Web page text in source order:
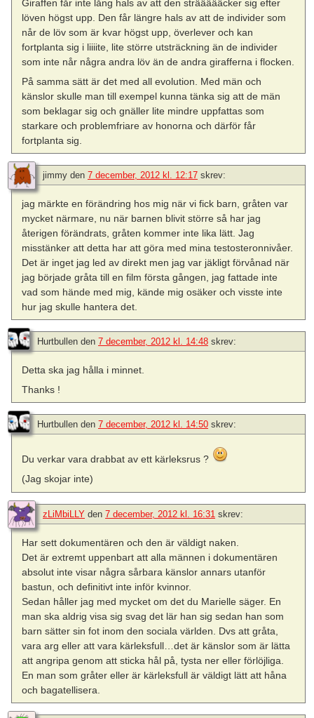
Giraffen får inte lång hals av att den sträääääcker sig efter
löven högst upp. Den får längre hals av att de individer som
når de löv som är kvar högst upp, överlever och kan
fortplanta sig i liiiite, lite större utsträckning än de individer
som inte når några andra löv än de andra girafferna i flocken.
På samma sätt är det med all evolution. Med män och
känslor skulle man till exempel kunna tänka sig att de män
som beklagar sig och gnäller lite mindre uppfattas som
starkare och problemfriare av honorna och därför får
fortplanta sig.
jimmy den 7 december, 2012 kl. 12:17 skrev:
jag märkte en förändring hos mig när vi fick barn, gråten var
mycket närmare, nu när barnen blivit större så har jag
återigen förändrats, gråten kommer inte lika lätt. Jag
misstänker att detta har att göra med mina testosteronnivåer.
Det är inget jag led av direkt men jag var jäkligt förvånad när
jag började gråta till en film första gången, jag fattade inte
vad som hände med mig, kände mig osäker och visste inte
hur jag skulle hantera det.
Hurtbullen den 7 december, 2012 kl. 14:48 skrev:
Detta ska jag hålla i minnet.
Thanks !
Hurtbullen den 7 december, 2012 kl. 14:50 skrev:
Du verkar vara drabbat av ett kärleksrus ?
(Jag skojar inte)
zLiMbiLLY den 7 december, 2012 kl. 16:31 skrev:
Har sett dokumentären och den är väldigt naken.
Det är extremt uppenbart att alla männen i dokumentären
absolut inte visar några sårbara känslor annars utanför
bastun, och definitivt inte inför kvinnor.
Sedan håller jag med mycket om det du Marielle säger. En
man ska aldrig visa sig svag det lär han sig sedan han som
barn sätter sin fot inom den sociala världen. Dvs att gråta,
vara arg eller att vara kärleksfull…det är känslor som är lätta
att angripa genom att sticka hål på, tysta ner eller förlöjliga.
En man som gråter eller är kärleksfull är väldigt lätt att håna
och bagatellisera.